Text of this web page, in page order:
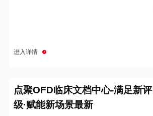
进入详情
点聚OFD临床文档中心-满足新评
级·赋能新场景最新